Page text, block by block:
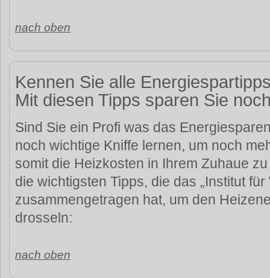
nach oben
Kennen Sie alle
Mit diesen Tipps sparen Sie
Sind Sie ein Profi was das
noch wichtige Kniffe lernen, um noch
somit die Heizkosten in Ihrem Zuhaue
die wichtigsten Tipps, die das „Institut
zusammengetragen hat, um den
drosseln:
nach oben